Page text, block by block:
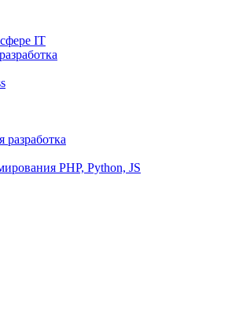
IT
PHP, Python, JS